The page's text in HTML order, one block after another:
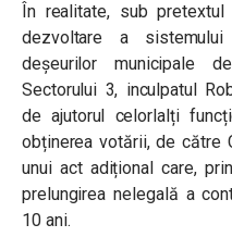
În realitate, sub pretextul
dezvoltare a
deșeurilor municipale
Sectorului 3, inculpatul
de ajutorul celorlalți
obținerea votării, de către
unui act adițional care,
prelungirea nelegală a
10 ani.